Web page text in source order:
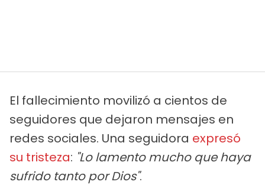
El fallecimiento movilizó a cientos de
seguidores que dejaron mensajes en
redes sociales. Una seguidora expresó
su tristeza: "Lo lamento mucho que haya
sufrido tanto por Dios".